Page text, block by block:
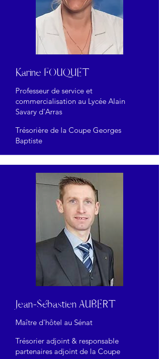
Karine FOUQUET
Professeur de service et
commercialisation au Lycée Alain
Savary d'Arras
Trésorière de la Coupe Georges
Baptiste
Jean-Sébastien AUBERT
Maître d'hôtel au Sénat
Trésorier adjoint & responsable
partenaires adjoint de la Coupe